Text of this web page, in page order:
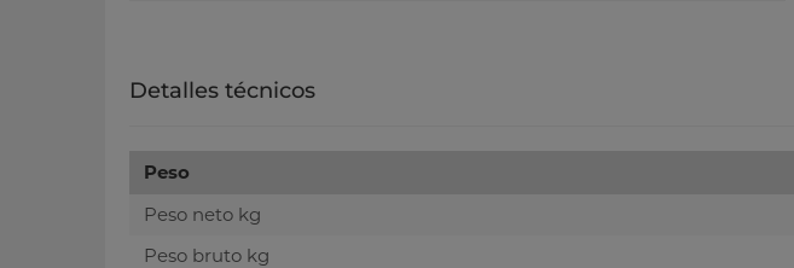
Detalles técnicos
Peso
Peso neto kg
Peso bruto kg